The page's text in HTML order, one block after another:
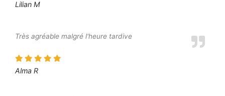
Lilian M
Très agréable malgré l'heure tardive
Alma R